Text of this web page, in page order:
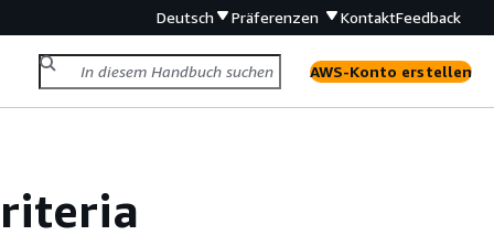
Deutsch Präferenzen KontaktFeedback
AWS-Konto erstellen